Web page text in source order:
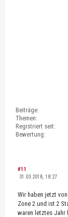
Beiträge:
Themen:
Registriert seit:
Bewertung:
#11
31.03.2018, 18:27
Wir haben jetzt
Zone 2 und ist 2
waren letztes Jahr